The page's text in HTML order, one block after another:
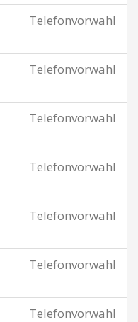
Telefonvorwahl
Telefonvorwahl
Telefonvorwahl
Telefonvorwahl
Telefonvorwahl
Telefonvorwahl
Telefonvorwahl